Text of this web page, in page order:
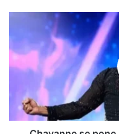
pone
bufanda
con
bandera
Venezuela